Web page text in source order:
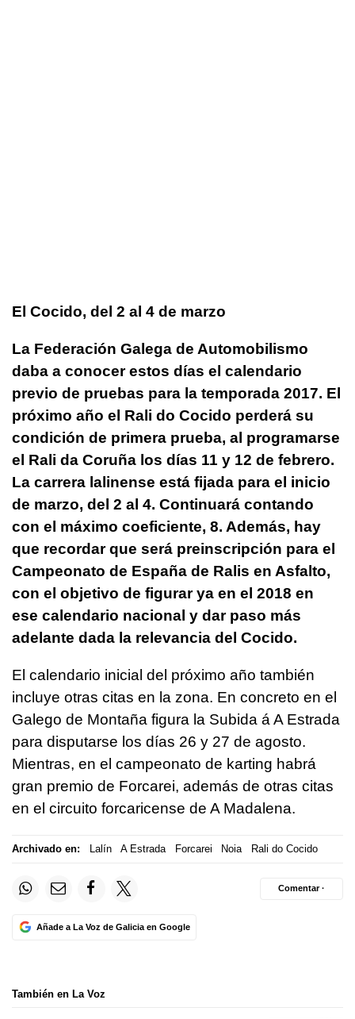
El Cocido, del 2 al 4 de marzo
La Federación Galega de Automobilismo
daba a conocer estos días el calendario
previo de pruebas para la temporada 2017. El
próximo año el Rali do Cocido perderá su
condición de primera prueba, al programarse
el Rali da Coruña los días 11 y 12 de febrero.
La carrera lalinense está fijada para el inicio
de marzo, del 2 al 4. Continuará contando
con el máximo coeficiente, 8. Además, hay
que recordar que será preinscripción para el
Campeonato de España de Ralis en Asfalto,
con el objetivo de figurar ya en el 2018 en
ese calendario nacional y dar paso más
adelante dada la relevancia del Cocido.
El calendario inicial del próximo año también
incluye otras citas en la zona. En concreto en el
Galego de Montaña figura la Subida á A Estrada
para disputarse los días 26 y 27 de agosto.
Mientras, en el campeonato de karting habrá
gran premio de Forcarei, además de otras citas
en el circuito forcaricense de A Madalena.
Archivado en: Lalín A Estrada Forcarei Noia Rali do Cocido
Añade a La Voz de Galicia en Google
Comentar ·
También en La Voz